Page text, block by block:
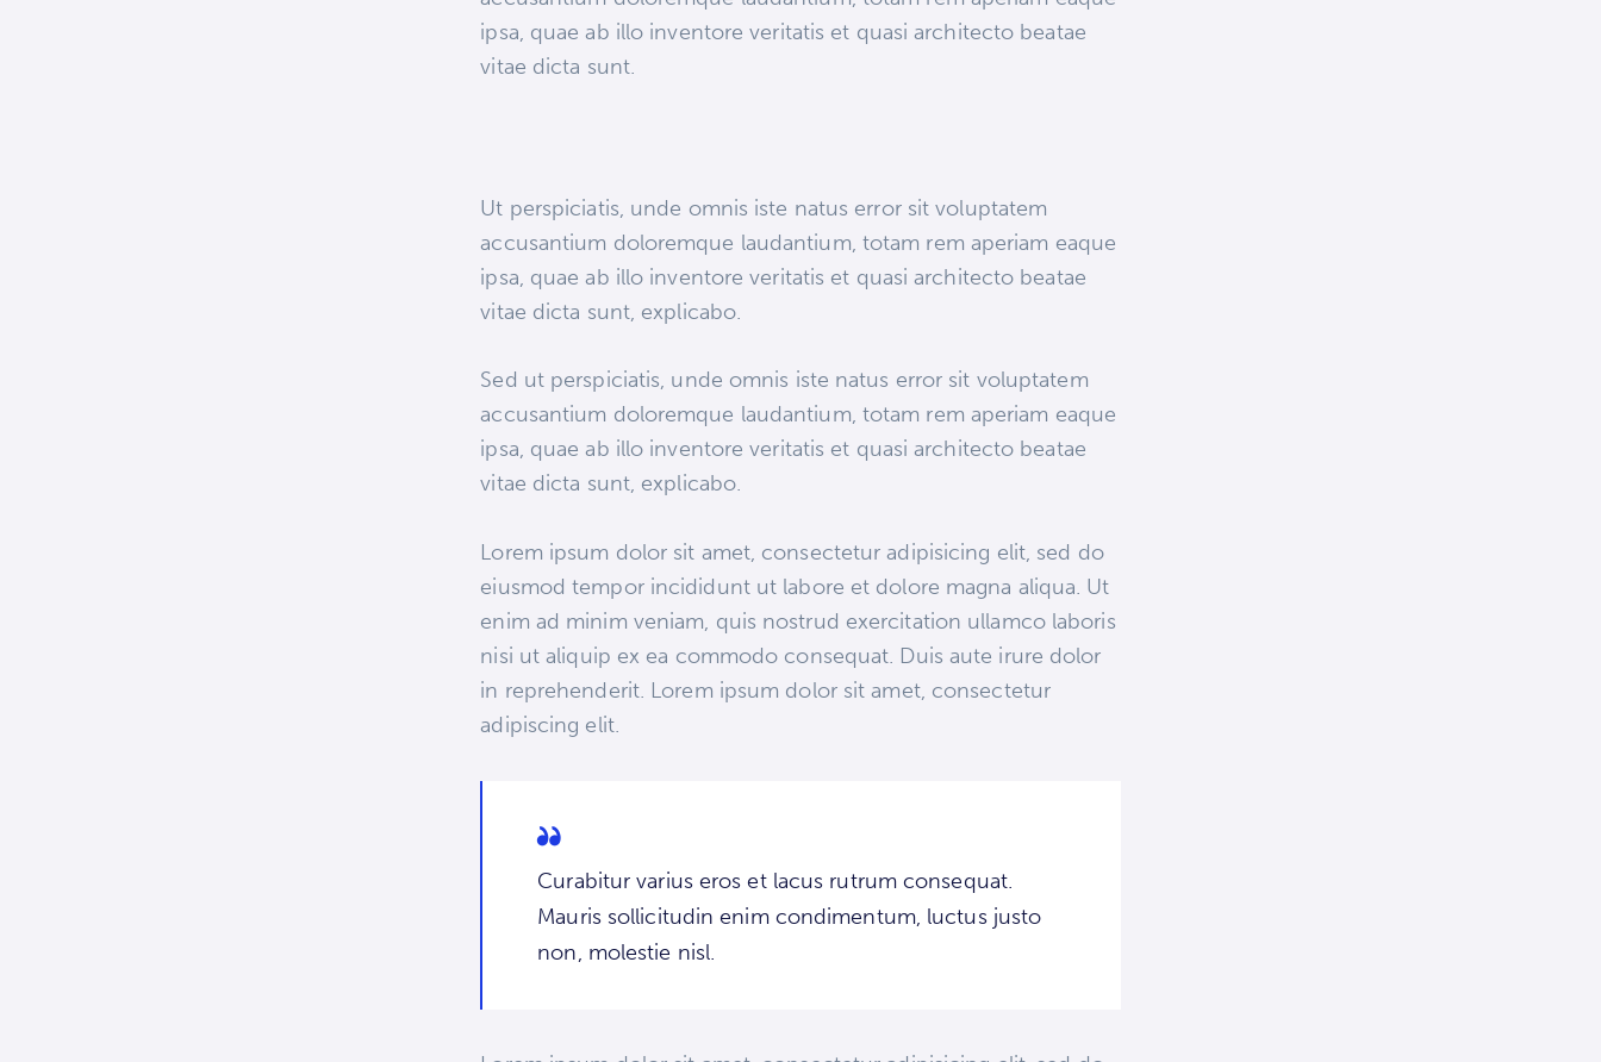
ipsa, quae ab illo inventore veritatis et quasi architecto beatae
vitae dicta sunt.
Ut perspiciatis, unde omnis iste natus error sit voluptatem
accusantium doloremque laudantium, totam rem aperiam eaque
ipsa, quae ab illo inventore veritatis et quasi architecto beatae
vitae dicta sunt, explicabo.
Sed ut perspiciatis, unde omnis iste natus error sit voluptatem
accusantium doloremque laudantium, totam rem aperiam eaque
ipsa, quae ab illo inventore veritatis et quasi architecto beatae
vitae dicta sunt, explicabo.
Lorem ipsum dolor sit amet, consectetur adipisicing elit, sed do
eiusmod tempor incididunt ut labore et dolore magna aliqua. Ut
enim ad minim veniam, quis nostrud exercitation ullamco laboris
nisi ut aliquip ex ea commodo consequat. Duis aute irure dolor
in reprehenderit. Lorem ipsum dolor sit amet, consectetur
adipiscing elit.
Curabitur varius eros et lacus rutrum consequat.
Mauris sollicitudin enim condimentum, luctus justo
non, molestie nisl.